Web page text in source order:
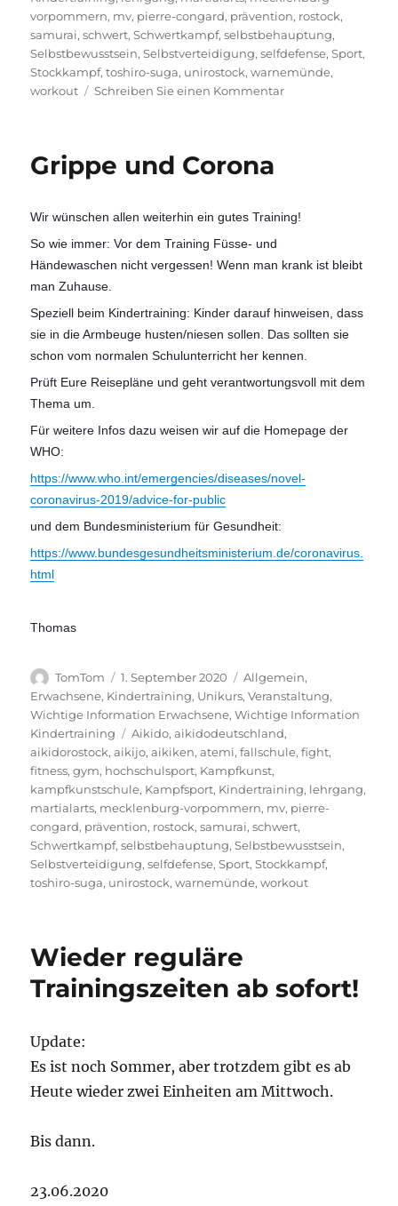
vorpommern, mv, pierre-congard, prävention, rostock,
samurai,schwert,Schwertkampf,selbstbehauptung,
Selbstbewusstsein,Selbstverteidigung,selfdefense,Sport,
Stockkampf,toshiro-suga, unirostock,warnemünde,
workout
Schreiben Sie einen Kommentarzu
Grippe und Corona
Wir wünschen allen weiterhin ein gutes Training!
So wie immer: Vor dem Training Füsse- und
Händewaschen nicht vergessen! Wenn man krank ist bleibt
man Zuhause.
Speziell beim Kindertraining: Kinder darauf hinweisen, dass
sie in die Armbeuge husten/niesen sollen. Das sollten sie
schon vom normalen Schulunterricht her kennen.
Prüft Eure Reisepläne und geht verantwortungsvoll mit dem
Thema um.
Für weitere Infos dazu weisen wir auf die Homepage der
WHO:
https://www.who.int/emergencies/diseases/novel-
coronavirus-2019/advice-for-public
und dem Bundesministerium für Gesundheit:
https://www.bundesgesundheitsministerium.de/coronavirus.
html
Thomas
Autor
TomTom
Veröffentlicht
am
1. September 2020 Kategorien
Allgemein,
Erwachsene, Kindertraining, Unikurs,Veranstaltung,
Wichtige Information Erwachsene,Wichtige Information
Kindertraining
Schlagwörter
Aikido,aikidodeutschland,
aikidorostock,aikijo,aikiken,atemi,fallschule,fight,
fitness,gym, hochschulsport, Kampfkunst,
kampfkunstschule, Kampfsport, Kindertraining, lehrgang,
martialarts, mecklenburg-vorpommern, mv, pierre-
congard, prävention, rostock,samurai,schwert,
Schwertkampf,selbstbehauptung,Selbstbewusstsein,
Selbstverteidigung,selfdefense,Sport,Stockkampf,
toshiro-suga, unirostock,warnemünde,workout
Wieder reguläre
Trainingszeiten ab sofort!
Update:
Es ist noch Sommer, aber trotzdem gibt es ab
Heute wieder zwei Einheiten am Mittwoch.
Bis dann.
23.06.2020